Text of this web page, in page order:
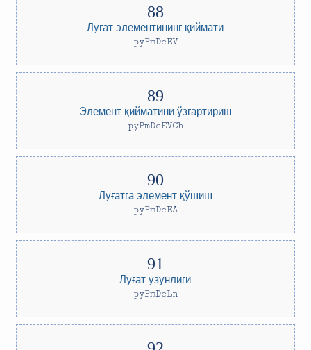
Луғат элементининг қиймати
pyPmDcEV
Элемент қийматини ўзгартириш
pyPmDcEVCh
Луғатга элемент қўшиш
pyPmDcEA
Луғат узунлиги
pyPmDcLn